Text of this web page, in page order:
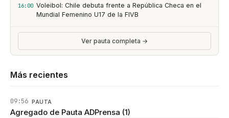
16:00 Voleibol: Chile debuta frente a República Checa en el
Mundial Femenino U17 de la FIVB
Ver pauta completa →
Más recientes
09:56 PAUTA
Agregado de Pauta ADPrensa (1)